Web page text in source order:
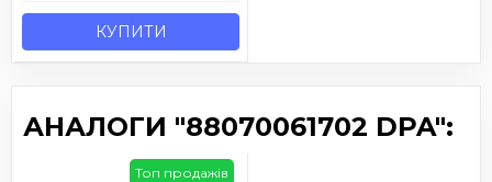
КУПИТИ
АНАЛОГИ "88070061702 DPA":
Топ продажів